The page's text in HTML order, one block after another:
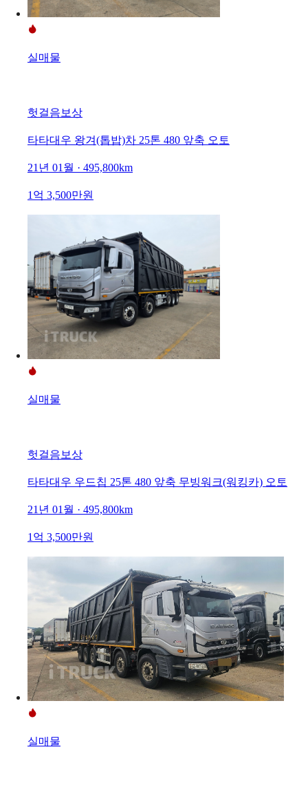
실매물
헛걸음보상
타타대우 왕겨(톱밥)차 25톤 480 앞축 오토
21년 01월 · 495,800km
1억 3,500만원
실매물
헛걸음보상
타타대우 우드칩 25톤 480 앞축 무빙워크(워킹카) 오토
21년 01월 · 495,800km
1억 3,500만원
실매물